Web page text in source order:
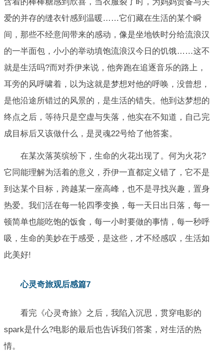
爱的并存的缝衣针感到温暖……它们藏在生活的某个瞬
间，那些不经意间带来的感动，像是坐地铁时分给流浪汉
的一半面包，小小的举动填饱流浪汉今日的饥饿……这不
就是生活吗?而对乔伊来说，他奔跑在追逐音乐的路上，
耳旁的风呼啸着，以为这就是梦想对他的呼唤，没曾想，
是他沿途所错过的风景的，是生活的错失。他到达梦想的
终点之后，等待只是空虚与失落，他实在不知道，自己完
成目标后又该做什么，是灵魂22号给了他答案。
在某次落英缤纷下，生命的火花出现了。何为火花?
它同能理解为活着的意义，乔伊一直都定义错了，它不是
到达某个目标，跨越某一座高峰，也不是寻找兴趣，置身
热爱。我们活在每一轮四季变换，每一天日出日落，每一
顿简单也能吃饱的饭食，每一小时要做的事情，每一秒呼
吸，生命的美妙在于感受，是这些，才不经感叹，生活如
此美好!
心灵奇旅观后感篇7
看完《心灵奇旅》之后，我陷入沉思，贯穿电影的
spark是什么?电影的最后也告诉我们答案，对生活的热
情。